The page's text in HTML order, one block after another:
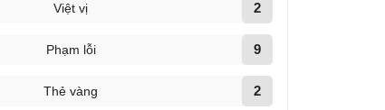
Việt vị 2
Phạm lỗi 9
Thẻ vàng 2